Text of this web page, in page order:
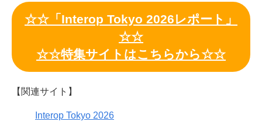
☆☆「Interop Tokyo 2026レポート」
☆☆
☆☆特集サイトはこちらから☆☆
【関連サイト】
Interop Tokyo 2026